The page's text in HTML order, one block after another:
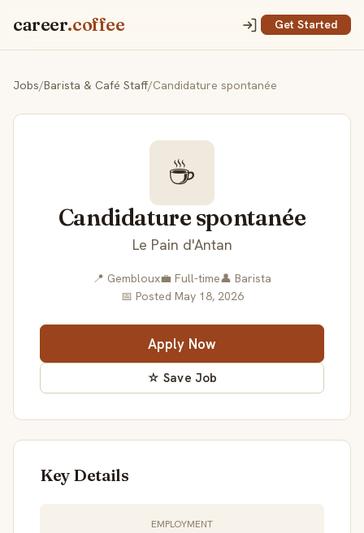
career.coffee Get Started
Jobs/Barista & Café Staff/Candidature spontanée
☕
Candidature spontanée
Le Pain d'Antan
📍 Gembloux💼 Full-time👤 Barista
📅 Posted May 18, 2026
Apply Now
☆ Save Job
Key Details
EMPLOYMENT